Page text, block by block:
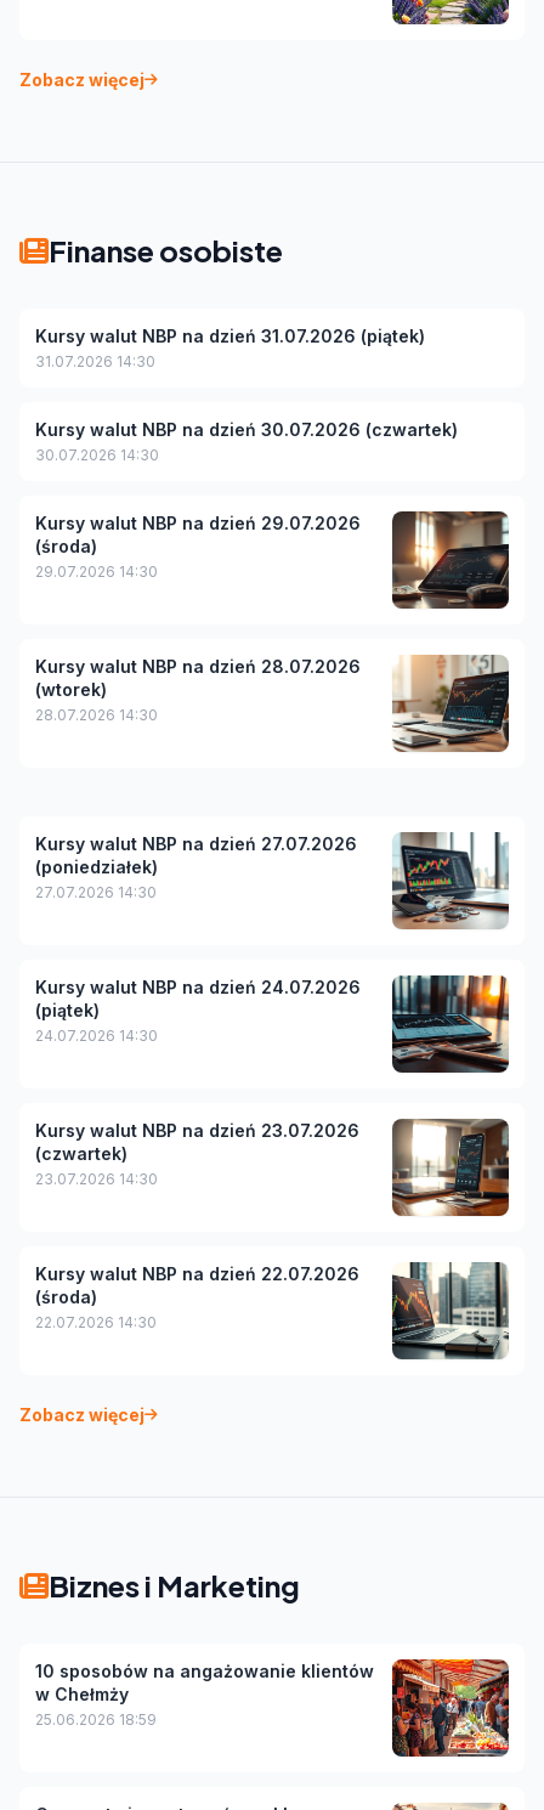
Zobacz więcej
Finanse osobiste
Kursy walut NBP na dzień 31.07.2026 (piątek)
31.07.2026 14:30
Kursy walut NBP na dzień 30.07.2026 (czwartek)
30.07.2026 14:30
Kursy walut NBP na dzień 29.07.2026
(środa)
29.07.2026 14:30
Kursy walut NBP na dzień 28.07.2026
(wtorek)
28.07.2026 14:30
Kursy walut NBP na dzień 27.07.2026
(poniedziałek)
27.07.2026 14:30
Kursy walut NBP na dzień 24.07.2026
(piątek)
24.07.2026 14:30
Kursy walut NBP na dzień 23.07.2026
(czwartek)
23.07.2026 14:30
Kursy walut NBP na dzień 22.07.2026
(środa)
22.07.2026 14:30
Zobacz więcej
Biznes i Marketing
10 sposobów na angażowanie klientów
w Chełmży
25.06.2026 18:59